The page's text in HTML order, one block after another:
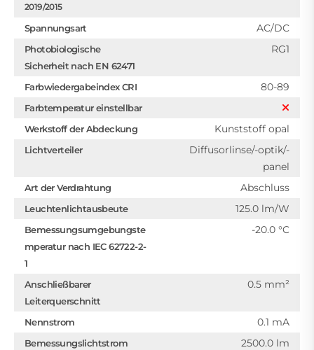
2019/2015
Spannungsart AC/DC
Photobiologische
Sicherheit nach EN 62471
RG1
Farbwiedergabeindex CRI 80-89
Farbtemperatur einstellbar
Werkstoff der Abdeckung
Kunststoff opal
Lichtverteiler
Diffusorlinse/-optik/-
panel
Art der Verdrahtung Abschluss
Leuchtenlichtausbeute 125.0 lm/W
Bemessungsumgebungste
mperatur nach IEC 62722-2-
1
-20.0 °C
Anschließbarer
Leiterquerschnitt
0.5 mm²
Nennstrom 0.1 mA
Bemessungslichtstrom
2500.0 lm